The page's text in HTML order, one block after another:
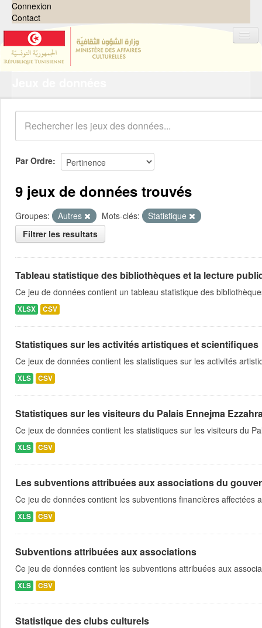
Connexion
Contact
Organisations
Groupes
Demandes 0
À propos
Par Ordre
9 jeux de données trouvés
Groupes: Autres Mots-clés:
Statistique
Filtrer les resultats
Tableau statistique des bibliothèques et la lecture
Ce jeu de données contient un tableau statistique des
XLSX CSV
Statistiques sur les activités artistiques et scientifiques
Ce jeux de données contient les statistiques sur les activités
XLS CSV
Statistiques sur les visiteurs du Palais Ennejma
Ce jeux de données contient les statistiques sur les visiteurs du
XLS CSV
Les subventions attribuées aux associations du
Ce jeu de données contient les subventions financières
XLS CSV
Subventions attribuées aux associations
Ce jeu de données contient les subventions attribuées aux
XLS CSV
Statistique des clubs culturels